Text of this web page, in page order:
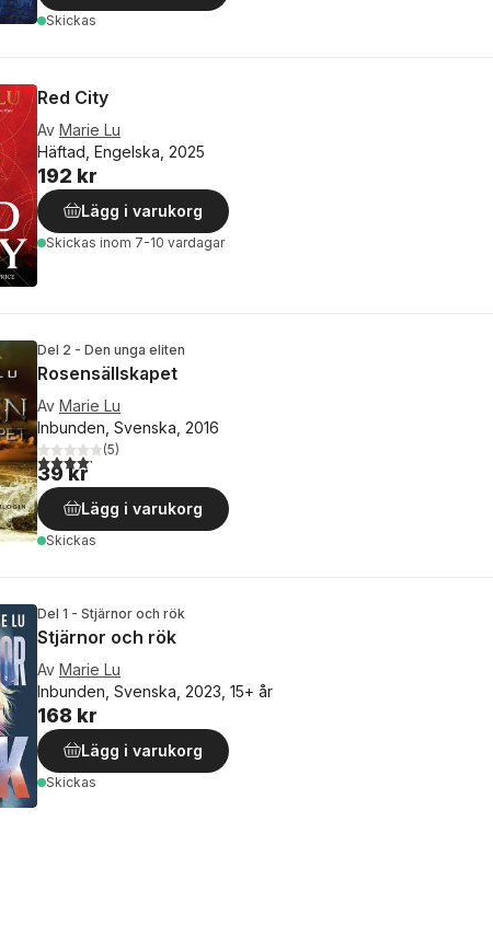
Skickas
Red City
Av Marie Lu
Häftad, Engelska, 2025
192 kr
Lägg i varukorg
Skickas inom 7-10 vardagar
Del 2 - Den unga eliten
Rosensällskapet
Av Marie Lu
Inbunden, Svenska, 2016
4,2utav 5 stjärnor. Totalt antal röster:
(5)
39 kr
Lägg i varukorg
Skickas
Del 1 - Stjärnor och rök
Stjärnor och rök
Av Marie Lu
Inbunden, Svenska, 2023, 15+ år
168 kr
Lägg i varukorg
Skickas